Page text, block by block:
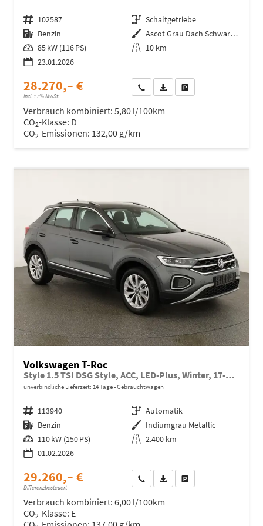
Fahrzeugnr. 102587 Getriebe Schaltgetriebe
Kraftstoff Benzin Außenfarbe
Ascot Grau Dach Schwarz 6UA1
Leistung 85 kW (116 PS) Kilometerstand 10 km
23.01.2026
28.270,– €
incl. 17% MwSt.
Wir rufen Sie anFahrzeugexposé (PDF)
Verbrauch kombiniert: 5,80 l/100km
CO2-Klasse: D
CO2-Emissionen: 132,00 g/km
Volkswagen T-Roc
Style 1.5 TSI DSG Style, ACC, LED-Plus, Winter, 17-Zoll
unverbindliche Lieferzeit: 14 Tage Gebrauchtwagen
Fahrzeugnr. 113940 Getriebe Automatik
Kraftstoff Benzin Außenfarbe Indiumgrau Metallic
Leistung 110 kW (150 PS) Kilometerstand 2.400 km
01.02.2026
29.260,– €
Differenzbesteuert
Wir rufen Sie anFahrzeugexposé (PDF)
Verbrauch kombiniert: 6,00 l/100km
CO2-Klasse: E